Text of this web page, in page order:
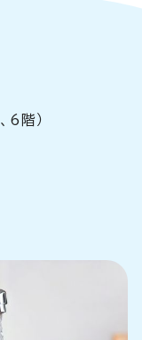
6階）